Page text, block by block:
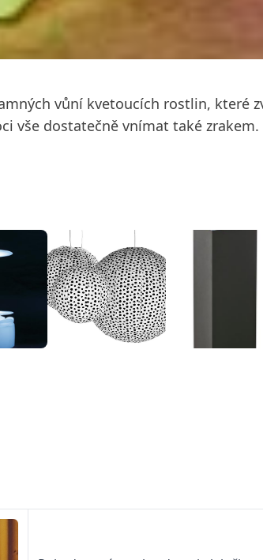
vůní kvetoucích rostlin,
vše dostatečně vnímat také zrakem.